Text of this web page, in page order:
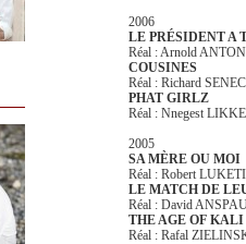
2006
LE PRÉSIDENT A
Réal : Arnold
COUSINES
Réal : Richard
PHAT GIRLZ
Réal : Nnegest LIKKE
2005
SA MÈRE OU MOI
Réal : Robert
LE MATCH DE
Réal : David
THE AGE OF KALI
Réal : Rafal